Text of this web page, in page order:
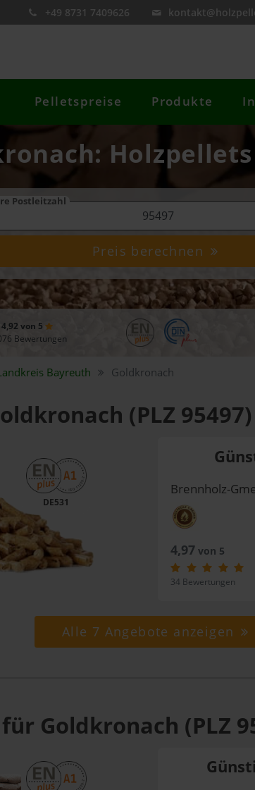
+49 8731 7409626
Pelletspreise Produkte
Postleitzahl
Preis berechnen
4,92 von 5
Bewertungen
Bayreuth Goldkronach
(PLZ 95497)
DE531
Brennholz-
4,97von 5
34 Bewertungen
Alle 7 Angebote anzeigen
Goldkronach (PLZ